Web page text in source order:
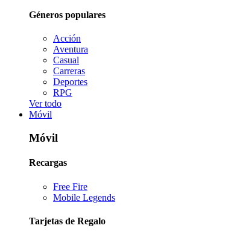
Géneros populares
Acción
Aventura
Casual
Carreras
Deportes
RPG
Ver todo
Móvil
Móvil
Recargas
Free Fire
Mobile Legends
Tarjetas de Regalo